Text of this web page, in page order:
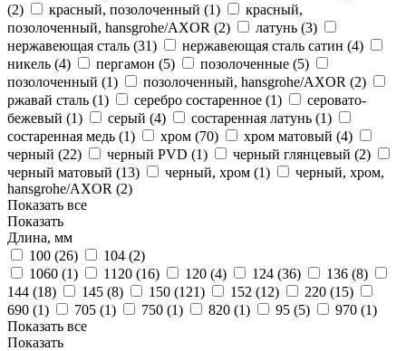
(2) красный, позолоченный (1)
красный,
позолоченный, hansgrohe/AXOR (2) латунь (3)
нержавеющая сталь (31) нержавеющая сталь сатин (4)
никель (4) пергамон (5) позолоченные (5)
позолоченный (1) позолоченный, hansgrohe/AXOR (2)
ржавай сталь (1) серебро состаренное (1)
серовато-
бежевый (1) серый (4) состаренная латунь (1)
состаренная медь (1) хром (70) хром матовый (4)
черный (22) черный PVD (1) черный глянцевый (2)
черный матовый (13) черный, хром (1)
черный, хром,
hansgrohe/AXOR (2)
Показать все
Показать
Длина, мм
100 (26) 104 (2)
1060 (1) 1120 (16) 120 (4) 124 (36) 136 (8)
144 (18) 145 (8) 150 (121) 152 (12) 220 (15)
690 (1) 705 (1) 750 (1) 820 (1) 95 (5) 970 (1)
Показать все
Показать